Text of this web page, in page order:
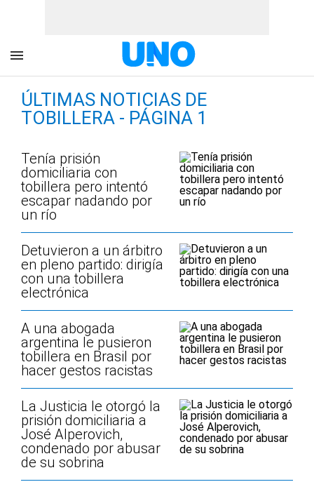
ÚLTIMAS NOTICIAS DE
TOBILLERA - PÁGINA 1
Tenía prisión
domiciliaria con
tobillera pero intentó
escapar nadando por
un río
Detuvieron a un árbitro
en pleno partido: dirigía
con una tobillera
electrónica
A una abogada
argentina le pusieron
tobillera en Brasil por
hacer gestos racistas
La Justicia le otorgó la
prisión domiciliaria a
José Alperovich,
condenado por abusar
de su sobrina